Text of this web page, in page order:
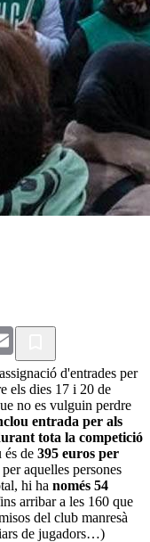
Email
d'entrades per
els dies 17 i 20 de
no es vulguin perdre
entrada per als
tota la competició
és de 395 euros per
aquelles persones
hi ha només 54
arribar a les 160 que
del club manresà
de jugadors…)